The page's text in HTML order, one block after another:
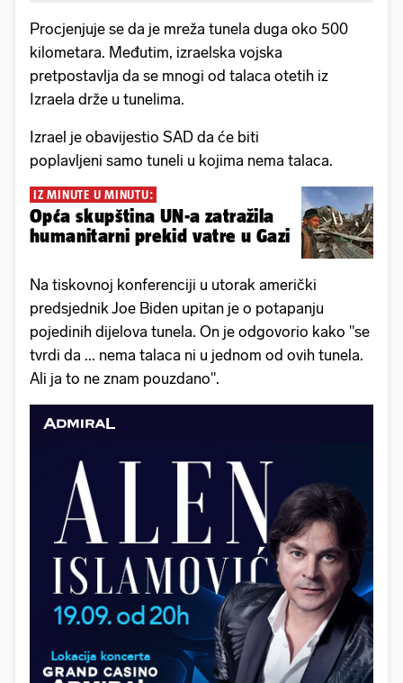
Procjenjuje se da je mreža tunela duga oko 500
kilometara. Međutim, izraelska vojska
pretpostavlja da se mnogi od talaca otetih iz
Izraela drže u tunelima.
Izrael je obavijestio SAD da će biti
poplavljeni samo tuneli u kojima nema talaca.
IZ MINUTE U MINUTU:
Opća skupština UN-a zatražila
humanitarni prekid vatre u Gazi
Na tiskovnoj konferenciji u utorak američki
predsjednik Joe Biden upitan je o potapanju
pojedinih dijelova tunela. On je odgovorio kako "se
tvrdi da ... nema talaca ni u jednom od ovih tunela.
Ali ja to ne znam pouzdano".